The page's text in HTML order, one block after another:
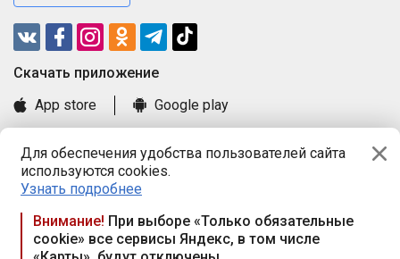
Для обеспечения удобства пользователей сайта
используются cookies.
Узнать подробнее
Внимание! При выборе «Только обязательные
cookie» все сервисы Яндекс, в том числе
Cкачать приложение
App store
Google play
Книга замечаний и предложений
Правила и документы
Praca.by © 2000—2026, ООО «ПРАЦА БАЙ»
Республика Беларусь, 220114, г. Минск, пр-т Независимости
117а, пом. № 9.